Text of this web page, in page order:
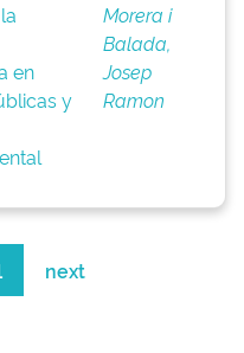
en
y
Morera i
Balada,
Josep
Ramon
next